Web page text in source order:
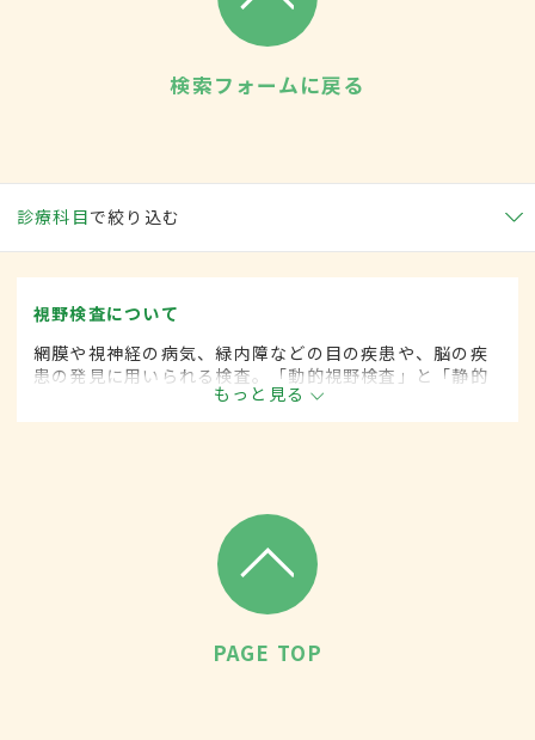
検索フォームに戻る
診療科目で絞り込む
視野検査について
網膜や視神経の病気、緑内障などの目の疾患や、脳の疾
患の発見に用いられる検査。「動的視野検査」と「静的
視野検査」の2種類があり、いずれも検査器具に顔を固定
し、光の動きや明るさによる感度を評価する。
もっと見る
PAGE TOP